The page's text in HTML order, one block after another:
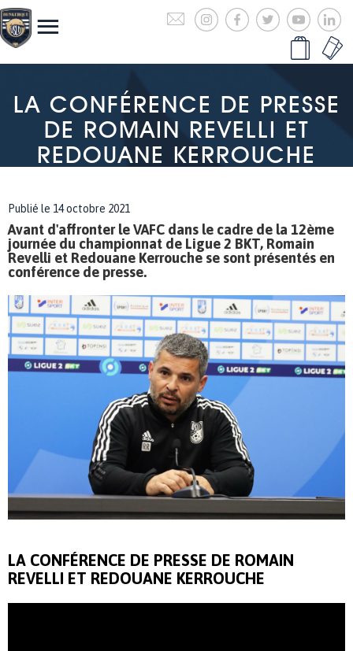
LA CONFÉRENCE DE PRESSE
DE ROMAIN REVELLI ET
REDOUANE KERROUCHE
Publié le 14 octobre 2021
Avant d'affronter le VAFC dans le cadre de la 12ème
journée du championnat de Ligue 2 BKT, Romain
Revelli et Redouane Kerrouche se sont présentés en
conférence de presse.
LA CONFÉRENCE DE PRESSE DE ROMAIN
REVELLI ET REDOUANE KERROUCHE